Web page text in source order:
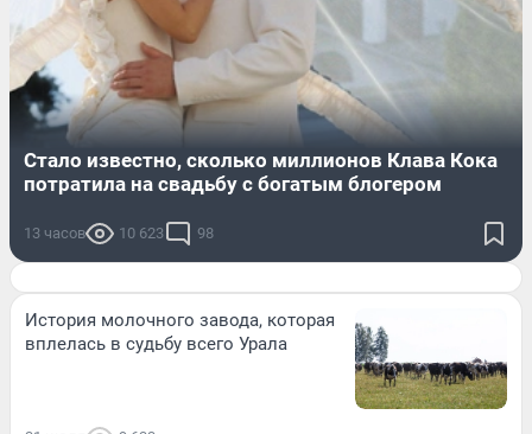
Стало известно, сколько миллионов Клава Кока
потратила на свадьбу с богатым блогером
13 часов 10 623 98
История молочного завода, которая
вплелась в судьбу всего Урала